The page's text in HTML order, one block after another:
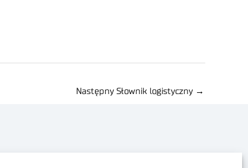
Następny Słownik logistyczny →